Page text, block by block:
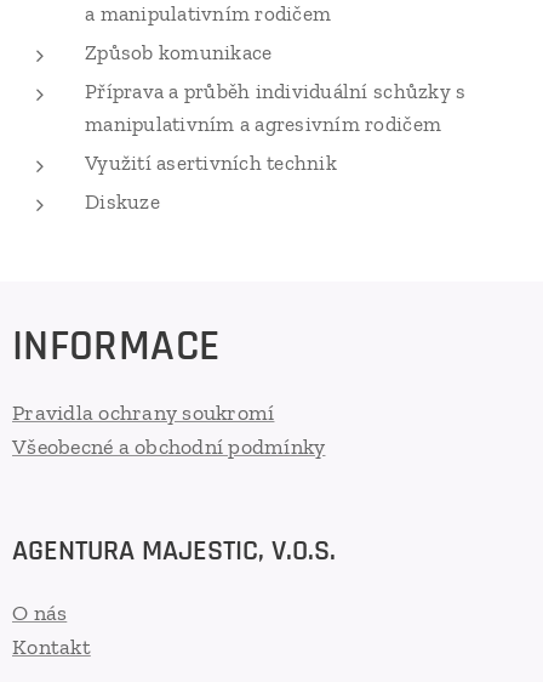
a manipulativním rodičem
Způsob komunikace
Příprava a průběh individuální schůzky s
manipulativním a agresivním rodičem
Využití asertivních technik
Diskuze
INFORMACE
Pravidla ochrany soukromí
Všeobecné a obchodní podmínky
AGENTURA MAJESTIC, V.O.S.
O nás
Kontakt